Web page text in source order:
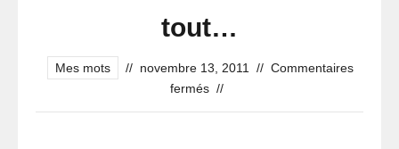
tout…
Mes mots // novembre 13, 2011 // Commentaires
ferméssur
//